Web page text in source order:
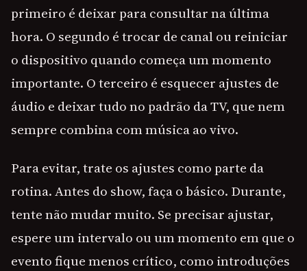
primeiro é deixar para consultar na última
hora. O segundo é trocar de canal ou reiniciar
o dispositivo quando começa um momento
importante. O terceiro é esquecer ajustes de
áudio e deixar tudo no padrão da TV, que nem
sempre combina com música ao vivo.
Para evitar, trate os ajustes como parte da
rotina. Antes do show, faça o básico. Durante,
tente não mudar muito. Se precisar ajustar,
espere um intervalo ou um momento em que o
evento fique menos crítico, como introduções